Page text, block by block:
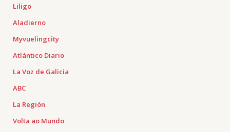
Liligo
Aladierno
Myvuelingcity
Atlántico Diario
La Voz de Galicia
ABC
La Región
Volta ao Mundo